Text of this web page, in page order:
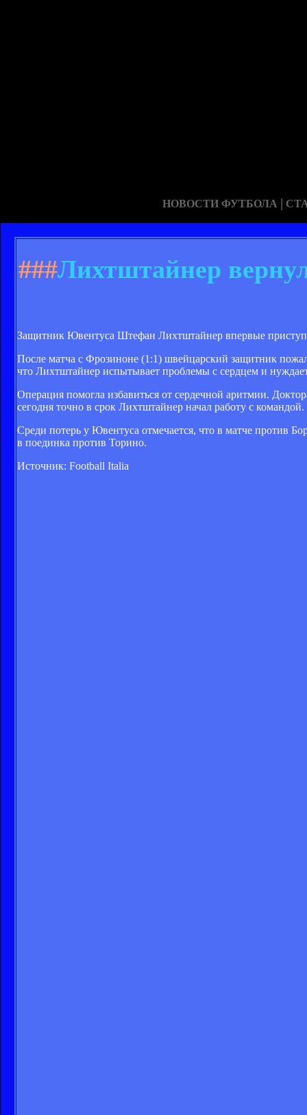
НОВОСТИ ФУТБОЛА |
###Лихтштайнер
Защитник Ювентуса Штефан Лихтштайнер впервые
После матча с Фрозиноне (1:1) швейцарский защитник
что Лихтштайнер испытывает проблемы с сердцем и
Операция помогла избавиться от сердечной аритмии.
сегодня точно в срок Лихтштайнер начал работу с командой.
Среди потерь у Ювентуса отмечается, что в матче против
в поединка против Торино.
Источник: Football Italia